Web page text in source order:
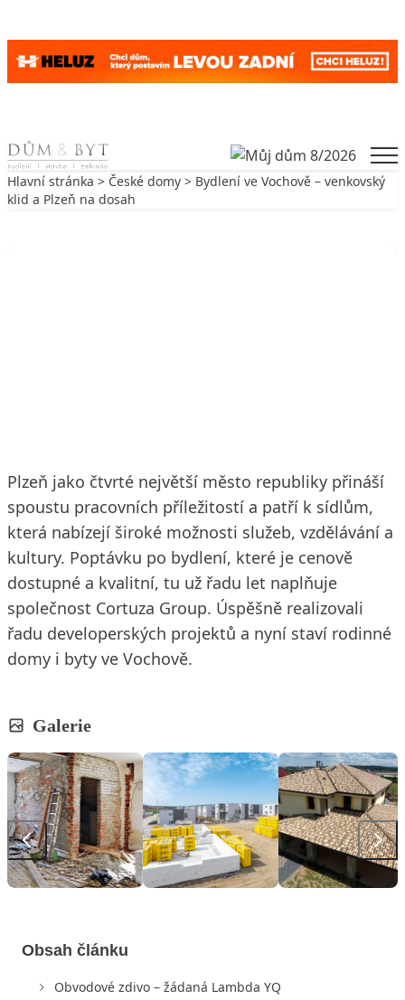
Skip to content
Hlavní stránka > České domy > Bydlení ve Vochově – venkovský
klid a Plzeň na dosah
Plzeň jako čtvrté největší město republiky přináší
spoustu pracovních příležitostí a patří k sídlům,
která nabízejí široké možnosti služeb, vzdělávání a
kultury. Poptávku po bydlení, které je cenově
dostupné a kvalitní, tu už řadu let naplňuje
společnost Cortuza Group. Úspěšně realizovali
řadu developerských projektů a nyní staví rodinné
domy i byty ve Vochově.
Galerie
Obsah článku
Obvodové zdivo – žádaná Lambda YQ